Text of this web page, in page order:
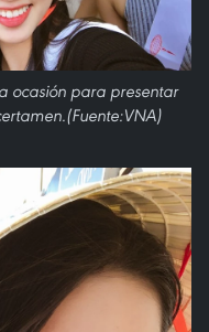
ocasión para presentar